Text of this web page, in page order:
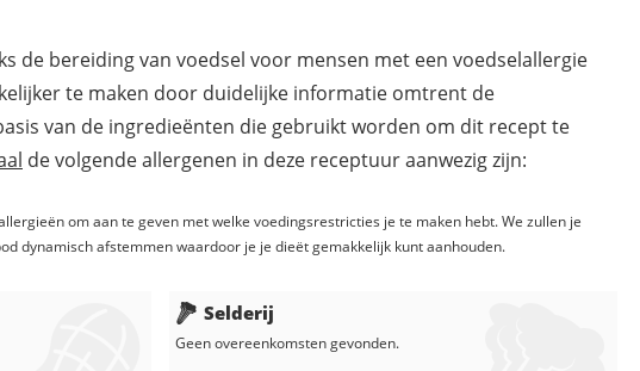
de bereiding van voedsel voor mensen met een voedselallergie
te maken door duidelijke informatie omtrent de
van de ingredieënten die gebruikt worden om dit recept te
de volgende allergenen in deze receptuur aanwezig zijn:
om aan te geven met welke voedingsrestricties je te maken hebt. We zullen je
dynamisch afstemmen waardoor je je dieët gemakkelijk kunt aanhouden.
Selderij
Geen overeenkomsten gevonden.